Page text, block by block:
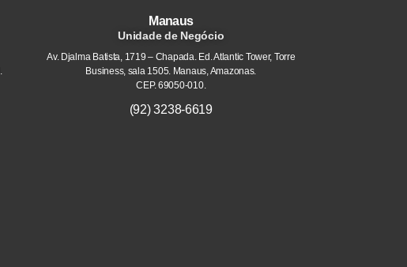
Manaus
Unidade de Negócio
Av. Djalma Batista, 1719 – Chapada. Ed. Atlantic Tower, Torre
Business, sala 1505. Manaus, Amazonas.
CEP. 69050-010.
(92) 3238-6619